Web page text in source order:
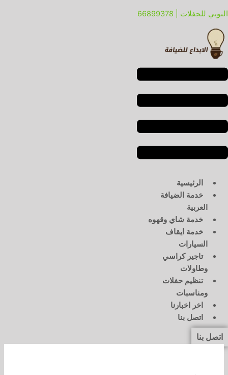
إلى
المحتوى
النوبي للحفلات | 66899378
الرئيسية
خدمة الضيافة
العربية
خدمة شاي وقهوه
خدمة ايقاف
السيارات
تاجير كراسي
وطاولات
تنظيم حفلات
ومناسبات
اخر اخبارنا
اتصل بنا
اتصل بنا